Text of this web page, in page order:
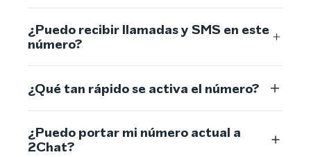
¿Puedo recibir llamadas y SMS en este
número?
¿Qué tan rápido se activa el número?
¿Puedo portar mi número actual a
2Chat?